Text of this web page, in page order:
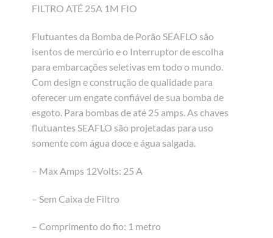
FILTRO ATÉ 25A 1M FIO
Flutuantes da Bomba de Porão SEAFLO são
isentos de mercúrio e o Interruptor de escolha
para embarcações seletivas em todo o mundo.
Com design e construção de qualidade para
oferecer um engate confiável de sua bomba de
esgoto. Para bombas de até 25 amps. As chaves
flutuantes SEAFLO são projetadas para uso
somente com água doce e água salgada.
– Max Amps 12Volts: 25 A
– Sem Caixa de Filtro
– Comprimento do fio: 1 metro